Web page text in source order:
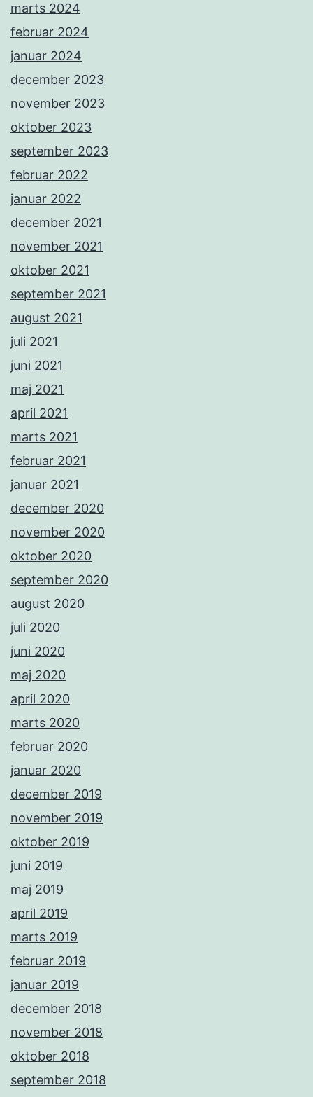
marts 2024
februar 2024
januar 2024
december 2023
november 2023
oktober 2023
september 2023
februar 2022
januar 2022
december 2021
november 2021
oktober 2021
september 2021
august 2021
juli 2021
juni 2021
maj 2021
april 2021
marts 2021
februar 2021
januar 2021
december 2020
november 2020
oktober 2020
september 2020
august 2020
juli 2020
juni 2020
maj 2020
april 2020
marts 2020
februar 2020
januar 2020
december 2019
november 2019
oktober 2019
juni 2019
maj 2019
april 2019
marts 2019
februar 2019
januar 2019
december 2018
november 2018
oktober 2018
september 2018